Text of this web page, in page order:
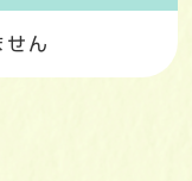
せん